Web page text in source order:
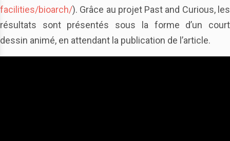
facilities/bioarch/). Grâce au projet Past and Curious, les
résultats sont présentés sous la forme d’un court
dessin animé, en attendant la publication de l’article.